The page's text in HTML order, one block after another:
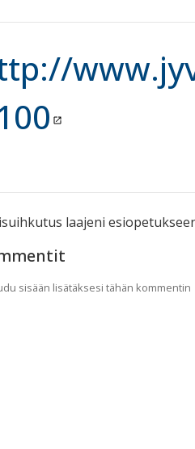
laajeni
sisään lisätäksesi tähän kommentin